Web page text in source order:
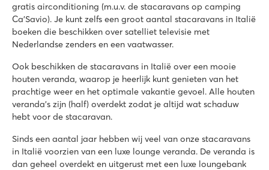
Pra'delle Torri
Pra'delle Torri
Italië - Noord-Italië - Adriatische kust - Caorle
Enorm zwemparadijs van ruim 36.000 m² met gave glijbanen
Een mini pretpark met diverse speeltoestellen
Neem het campingtreintje naar Caorle
hu Park Albatros village
Italië - Midden- en Zuid-Italië - Toscane - San Vincenzo
gratis airconditioning (m.u.v. de stacaravans op camping
Ca'Savio). Je kunt zelfs een groot aantal stacaravans in Italië
boeken die beschikken over satelliet televisie met
Nederlandse zenders en een vaatwasser.
Ook beschikken de stacaravans in Italië over een mooie
houten veranda, waarop je heerlijk kunt genieten van het
prachtige weer en het optimale vakantie gevoel. Alle houten
veranda's zijn (half) overdekt zodat je altijd wat schaduw
hebt voor de stacaravan.
Sinds een aantal jaar hebben wij veel van onze stacaravans
in Italië voorzien van een luxe lounge veranda. De veranda is
dan geheel overdekt en uitgerust met een luxe loungebank